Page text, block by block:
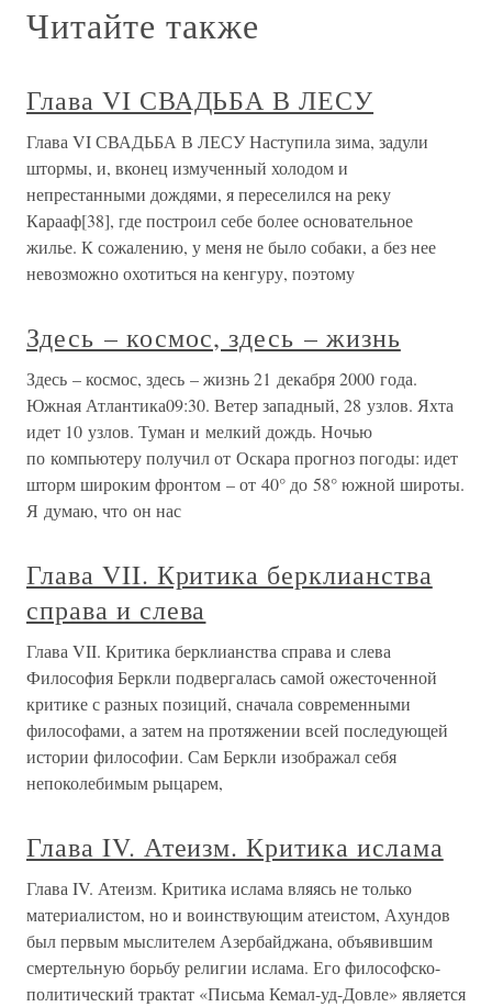
Читайте также
Глава VI СВАДЬБА В ЛЕСУ
Глава VI СВАДЬБА В ЛЕСУ Наступила зима, задули
штормы, и, вконец измученный холодом и
непрестанными дождями, я переселился на реку
Карааф[38], где построил себе более основательное
жилье. К сожалению, у меня не было собаки, а без нее
невозможно охотиться на кенгуру, поэтому
Здесь – космос, здесь – жизнь
Здесь – космос, здесь – жизнь 21 декабря 2000 года.
Южная Атлантика09:30. Ветер западный, 28 узлов. Яхта
идет 10 узлов. Туман и мелкий дождь. Ночью
по компьютеру получил от Оскара прогноз погоды: идет
шторм широким фронтом – от 40° до 58° южной широты.
Я думаю, что он нас
Глава VII. Критика берклианства
справа и слева
Глава VII. Критика берклианства справа и слева
Философия Беркли подвергалась самой ожесточенной
критике с разных позиций, сначала современными
философами, а затем на протяжении всей последующей
истории философии. Сам Беркли изображал себя
непоколебимым рыцарем,
Глава IV. Атеизм. Критика ислама
Глава IV. Атеизм. Критика ислама вляясь не только
материалистом, но и воинствующим атеистом, Ахундов
был первым мыслителем Азербайджана, объявившим
смертельную борьбу религии ислама. Его философско-
политический трактат «Письма Кемал-уд-Довле» является